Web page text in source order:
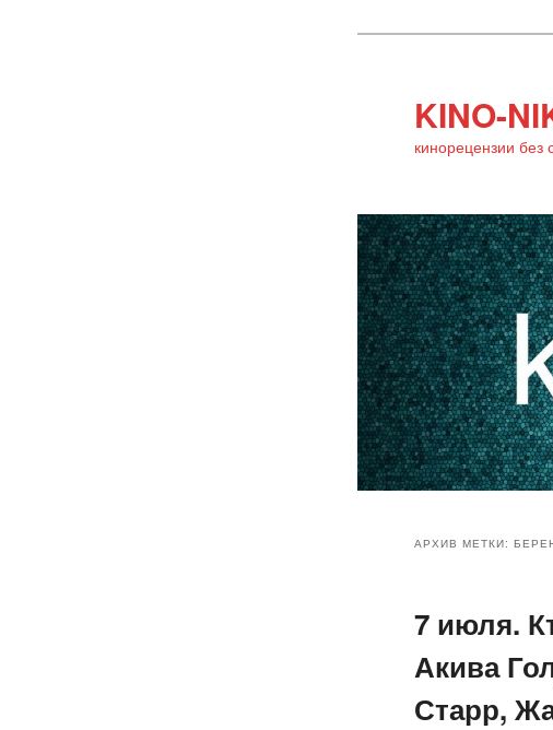
KINO-
кинорецензии без
основному
содержимому
содержимому
АРХИВ МЕТКИ:
7 июля.
Акива
Старр,